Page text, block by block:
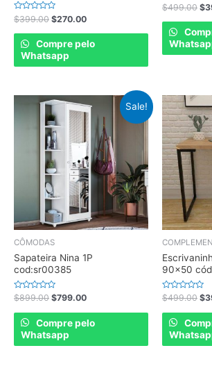
Rated
0
out
$399.00 $270.00
Compre pelo
Whatsapp
Rated
0
out
$499.00 $
Sale!
CÔMODAS
Sapateira Nina 1P
cod:sr00385
Rated
0
out
$899.00 $799.00
Compre pelo
Whatsapp
90×50
Rated
0
out
$499.00 $